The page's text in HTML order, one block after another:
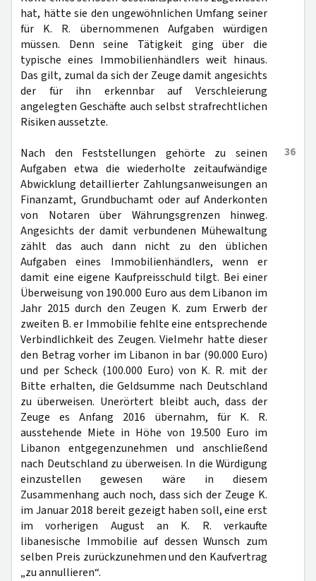
hat, hätte sie den ungewöhnlichen Umfang seiner
für K. R. übernommenen Aufgaben würdigen
müssen. Denn seine Tätigkeit ging über die
typische eines Immobilienhändlers weit hinaus.
Das gilt, zumal da sich der Zeuge damit angesichts
der für ihn erkennbar auf Verschleierung
angelegten Geschäfte auch selbst strafrechtlichen
Risiken aussetzte.
36
Nach den Feststellungen gehörte zu seinen
Aufgaben etwa die wiederholte zeitaufwändige
Abwicklung detaillierter Zahlungsanweisungen an
Finanzamt, Grundbuchamt oder auf Anderkonten
von Notaren über Währungsgrenzen hinweg.
Angesichts der damit verbundenen Mühewaltung
zählt das auch dann nicht zu den üblichen
Aufgaben eines Immobilienhändlers, wenn er
damit eine eigene Kaufpreisschuld tilgt. Bei einer
Überweisung von 190.000 Euro aus dem Libanon im
Jahr 2015 durch den Zeugen K. zum Erwerb der
zweiten B. er Immobilie fehlte eine entsprechende
Verbindlichkeit des Zeugen. Vielmehr hatte dieser
den Betrag vorher im Libanon in bar (90.000 Euro)
und per Scheck (100.000 Euro) von K. R. mit der
Bitte erhalten, die Geldsumme nach Deutschland
zu überweisen. Unerörtert bleibt auch, dass der
Zeuge es Anfang 2016 übernahm, für K. R.
ausstehende Miete in Höhe von 19.500 Euro im
Libanon entgegenzunehmen und anschließend
nach Deutschland zu überweisen. In die Würdigung
einzustellen gewesen wäre in diesem
Zusammenhang auch noch, dass sich der Zeuge K.
im Januar 2018 bereit gezeigt haben soll, eine erst
im vorherigen August an K. R. verkaufte
libanesische Immobilie auf dessen Wunsch zum
selben Preis zurückzunehmen und den Kaufvertrag
„zu annullieren“.